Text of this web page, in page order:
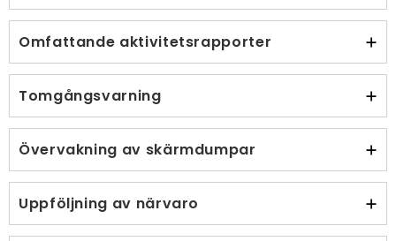
Omfattande aktivitetsrapporter
Tomgångsvarning
Övervakning av skärmdumpar
Uppföljning av närvaro